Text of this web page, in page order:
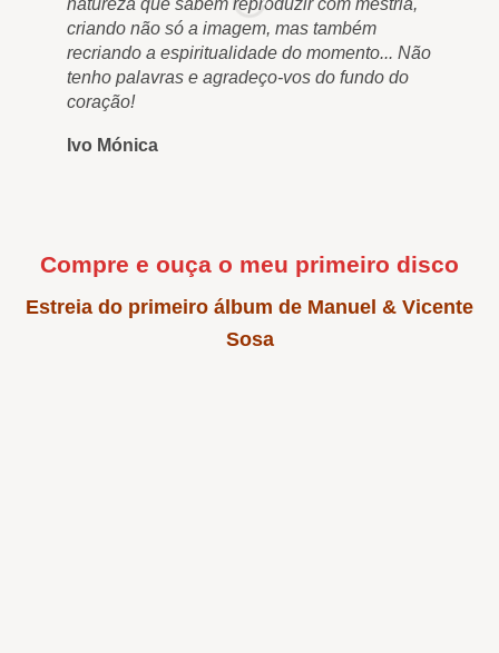
natureza que sabem reproduzir com mestria,
criando não só a imagem, mas também
recriando a espiritualidade do momento... Não
tenho palavras e agradeço-vos do fundo do
coração!
Ivo Mónica
Compre e ouça o meu primeiro disco
Estreia do primeiro álbum de Manuel & Vicente
Sosa